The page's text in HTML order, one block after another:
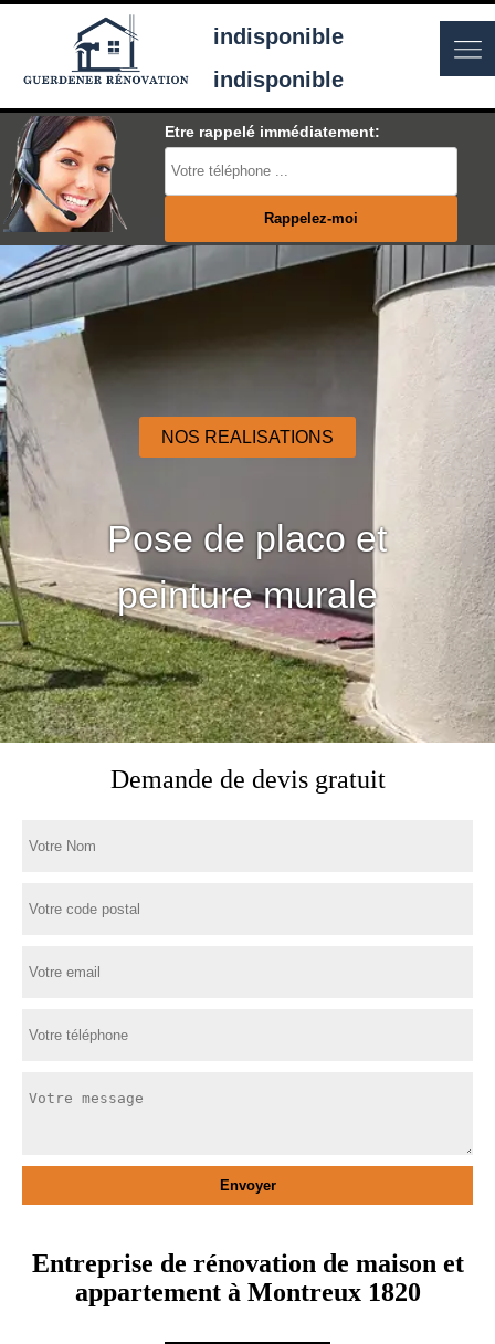
indisponible
indisponible
Etre rappelé immédiatement:
NOS REALISATIONS
Pose de placo et
peinture murale
Demande de devis gratuit
Entreprise de rénovation de maison et
appartement à Montreux 1820